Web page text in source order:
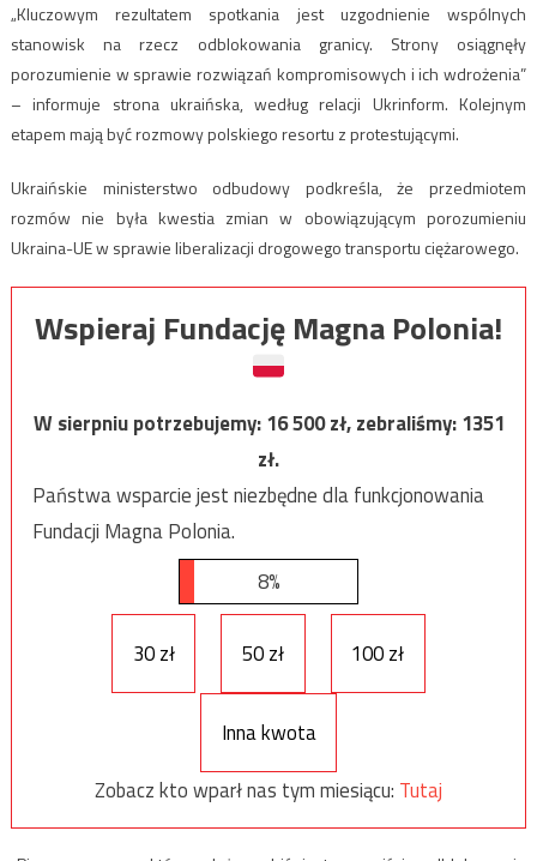
„Kluczowym rezultatem spotkania jest uzgodnienie wspólnych
stanowisk na rzecz odblokowania granicy. Strony osiągnęły
porozumienie w sprawie rozwiązań kompromisowych i ich wdrożenia”
– informuje strona ukraińska, według relacji Ukrinform. Kolejnym
etapem mają być rozmowy polskiego resortu z protestującymi.
Ukraińskie ministerstwo odbudowy podkreśla, że przedmiotem
rozmów nie była kwestia zmian w obowiązującym porozumieniu
Ukraina-UE w sprawie liberalizacji drogowego transportu ciężarowego.
Wspieraj Fundację Magna Polonia!
W sierpniu potrzebujemy:16 500zł, zebraliśmy:1351
zł.
Państwa wsparcie jest niezbędne dla funkcjonowania
Fundacji Magna Polonia.
8%
30 zł 50 zł 100 zł
Inna kwota
Zobacz kto wparł nas tym miesiącu: Tutaj